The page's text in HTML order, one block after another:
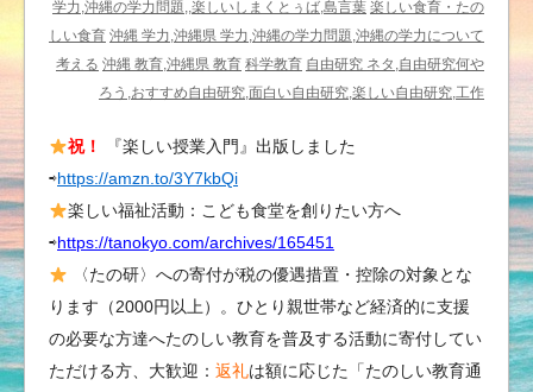
い
学
力・
楽
い
教
材・
し
力
向
学力,沖縄の学力問題,,楽しいしまくとぅば,島言葉 楽しい食育・たの
しい食育 沖縄 学力,沖縄県 学力,沖縄の学力問題,沖縄の学力について
考える 沖縄 教育,沖縄県 教育 科学教育 自由研究 ネタ,自由研究何や
ろう,おすすめ自由研究,面白い自由研究,楽しい自由研究,工作
祝！
『楽しい授業入門』出版しました
⇨https://amzn.to/3Y7kbQi
楽しい福祉活動：こども食堂を創りたい方へ
⇨https://tanokyo.com/archives/165451
〈たの研〉への寄付が税の優遇措置・控除の対象とな
ります（2000円以上）。ひとり親世帯など経済的に支援
の必要な方達へたのしい教育を普及する活動に寄付してい
ただける方、大歓迎： 返礼は額に応じた「たのしい教育通